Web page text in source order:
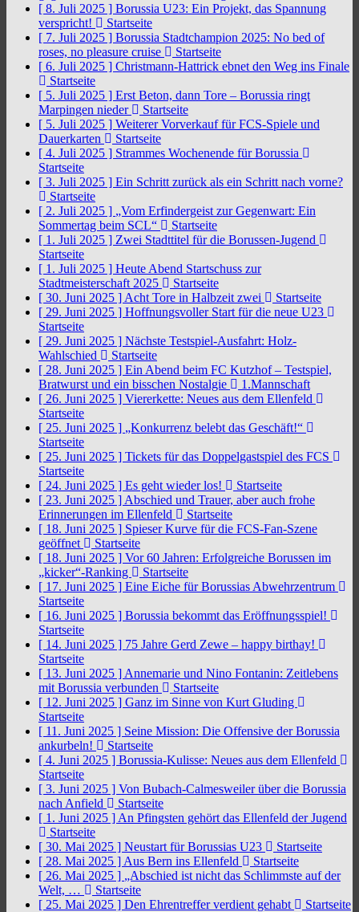
[ 8. Juli 2025 ] Borussia U23: Ein Projekt, das Spannung
verspricht!
Startseite
[ 7. Juli 2025 ] Borussia Stadtchampion 2025: No bed of
roses, no pleasure cruise
Startseite
[ 6. Juli 2025 ] Christmann-Hattrick ebnet den Weg ins Finale
Startseite
[ 5. Juli 2025 ] Erst Beton, dann Tore – Borussia ringt
Marpingen nieder
Startseite
[ 5. Juli 2025 ] Weiterer Vorverkauf für FCS-Spiele und
Dauerkarten
Startseite
[ 4. Juli 2025 ] Strammes Wochenende für Borussia
Startseite
[ 3. Juli 2025 ] Ein Schritt zurück als ein Schritt nach vorne?
Startseite
[ 2. Juli 2025 ] „Vom Erfindergeist zur Gegenwart: Ein
Sommertag beim SCL“
Startseite
[ 1. Juli 2025 ] Zwei Stadttitel für die Borussen-Jugend
Startseite
[ 1. Juli 2025 ] Heute Abend Startschuss zur
Stadtmeisterschaft 2025
Startseite
[ 30. Juni 2025 ] Acht Tore in Halbzeit zwei
Startseite
[ 29. Juni 2025 ] Hoffnungsvoller Start für die neue U23
Startseite
[ 29. Juni 2025 ] Nächste Testspiel-Ausfahrt: Holz-
Wahlschied
Startseite
[ 28. Juni 2025 ] Ein Abend beim FC Kutzhof – Testspiel,
Bratwurst und ein bisschen Nostalgie
1.Mannschaft
[ 26. Juni 2025 ] Viererkette: Neues aus dem Ellenfeld
Startseite
[ 25. Juni 2025 ] „Konkurrenz belebt das Geschäft!“
Startseite
[ 25. Juni 2025 ] Tickets für das Doppelgastspiel des FCS
Startseite
[ 24. Juni 2025 ] Es geht wieder los!
Startseite
[ 23. Juni 2025 ] Abschied und Trauer, aber auch frohe
Erinnerungen im Ellenfeld
Startseite
[ 18. Juni 2025 ] Spieser Kurve für die FCS-Fan-Szene
geöffnet
Startseite
[ 18. Juni 2025 ] Vor 60 Jahren: Erfolgreiche Borussen im
„kicker“-Ranking
Startseite
[ 17. Juni 2025 ] Eine Eiche für Borussias Abwehrzentrum
Startseite
[ 16. Juni 2025 ] Borussia bekommt das Eröffnungsspiel!
Startseite
[ 14. Juni 2025 ] 75 Jahre Gerd Zewe – happy birthay!
Startseite
[ 13. Juni 2025 ] Annemarie und Nino Fontanin: Zeitlebens
mit Borussia verbunden
Startseite
[ 12. Juni 2025 ] Ganz im Sinne von Kurt Gluding
Startseite
[ 11. Juni 2025 ] Seine Mission: Die Offensive der Borussia
ankurbeln!
Startseite
[ 4. Juni 2025 ] Borussia-Kulisse: Neues aus dem Ellenfeld
Startseite
[ 3. Juni 2025 ] Von Bubach-Calmesweiler über die Borussia
nach Anfield
Startseite
[ 1. Juni 2025 ] An Pfingsten gehört das Ellenfeld der Jugend
Startseite
[ 30. Mai 2025 ] Neustart für Borussias U23
Startseite
[ 28. Mai 2025 ] Aus Bern ins Ellenfeld
Startseite
[ 26. Mai 2025 ] „Abschied ist nicht das Schlimmste auf der
Welt, …
Startseite
[ 25. Mai 2025 ] Den Ehrentreffer verdient gehabt Startseite